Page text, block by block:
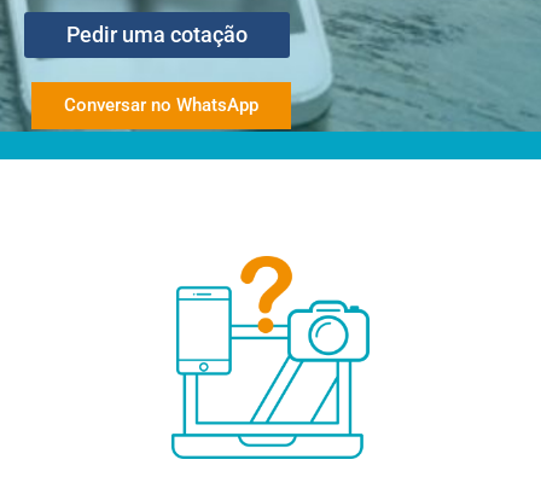
Pedir uma cotação
Conversar no WhatsApp